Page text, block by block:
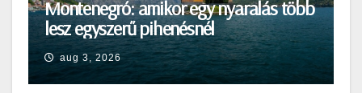
Montenegró: amikor egy nyaralás több
lesz egyszerű pihenésnél
aug 3, 2026